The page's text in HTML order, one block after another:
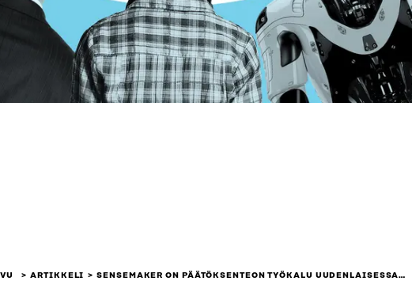
ARTIKKELI SENSEMAKER ON PÄÄTÖKSENTEON TYÖKALU UUDENLAISESSA…